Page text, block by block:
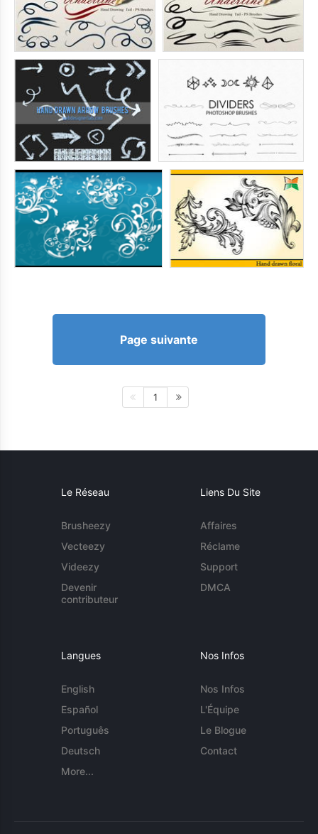
Page suivante
1
Le Réseau
Brusheezy
Vecteezy
Videezy
Devenir
contributeur
Liens Du Site
Affaires
Réclame
Support
DMCA
Langues
English
Español
Português
Deutsch
More...
Nos Infos
Nos Infos
L'Équipe
Le Blogue
Contact